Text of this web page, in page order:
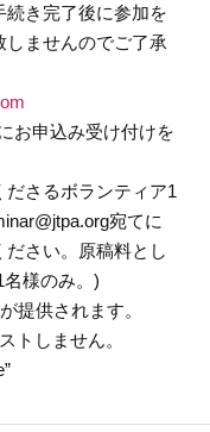
続き完了後に参加を
しませんのでご了承
お申込み受け付けを
さるボランティア1
宛てに
ださい。原稿料とし
様のみ。)
提供されます。
トしません。